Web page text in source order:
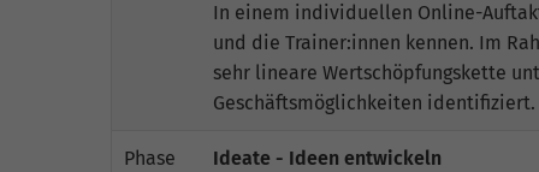
In einem individuellen Online-
und die Trainer:innen kennen. Im
sehr lineare Wertschöpfungskette
Geschäftsmöglichkeiten identifiziert.
Phase
Ideate - Ideen entwickeln